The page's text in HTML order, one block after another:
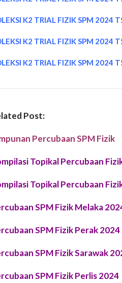
K2 TRIAL FIZIK SPM 2024
K2 TRIAL FIZIK SPM 2024
K2 TRIAL FIZIK SPM 2024
Post:
Percubaan SPM Fizik
Topikal Percubaan
Topikal Percubaan
SPM Fizik Melaka
SPM Fizik Perak 2024
SPM Fizik Sarawak
SPM Fizik Perlis 2024